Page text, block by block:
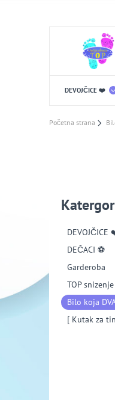
DEVOJČICE ❤️
Početna strana
DEVOJČICE
DEČACI ⚽️
Garderoba
TOP
Bilo koja
[ Kutak za